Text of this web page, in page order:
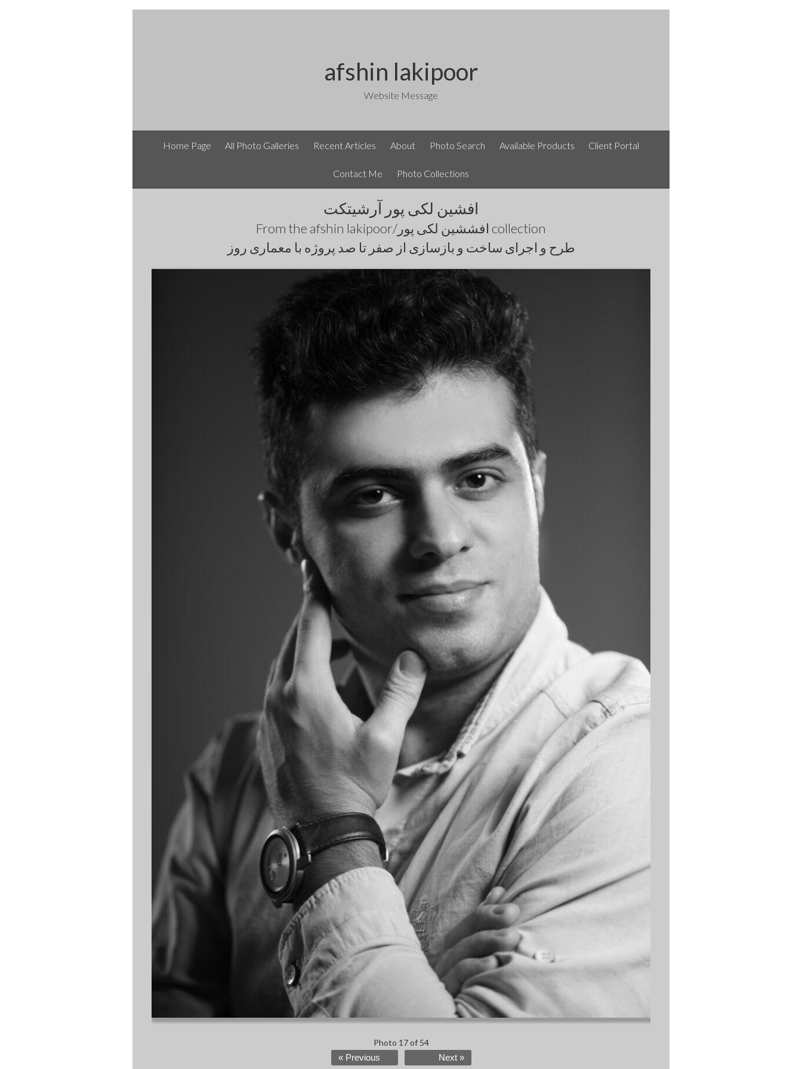
afshin lakipoor
Website Message
Home Page All Photo Galleries Recent Articles About Photo Search Available Products Client Portal
Contact Me Photo Collections
افشین لکی پور آرشیتکت
From the afshin lakipoor/افششین لکی پور collection
طرح و اجرای ساخت و بازسازی از صفر تا صد پروژه با معماری روز
Photo 17 of 54
« Previous Next »